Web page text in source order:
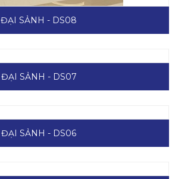
ĐẠI SẢNH - DS08
ĐẠI SẢNH - DS07
ĐẠI SẢNH - DS06